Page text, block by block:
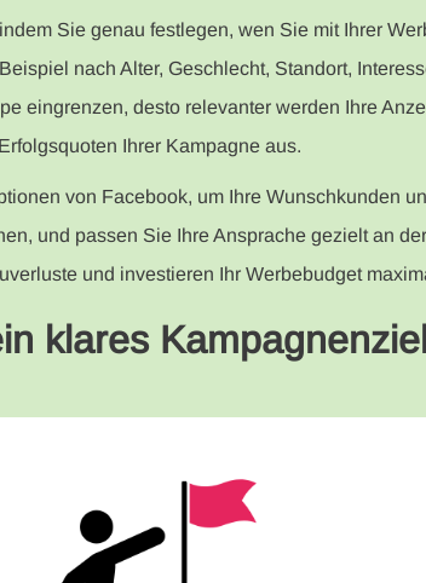
Sie genau festlegen, wen Sie mit Ihrer
nach Alter, Geschlecht, Standort,
eingrenzen, desto relevanter werden Ihre
Ihrer Kampagne aus.
von Facebook, um Ihre Wunschkunden
und passen Sie Ihre Ansprache gezielt an
und investieren Ihr Werbebudget
klares